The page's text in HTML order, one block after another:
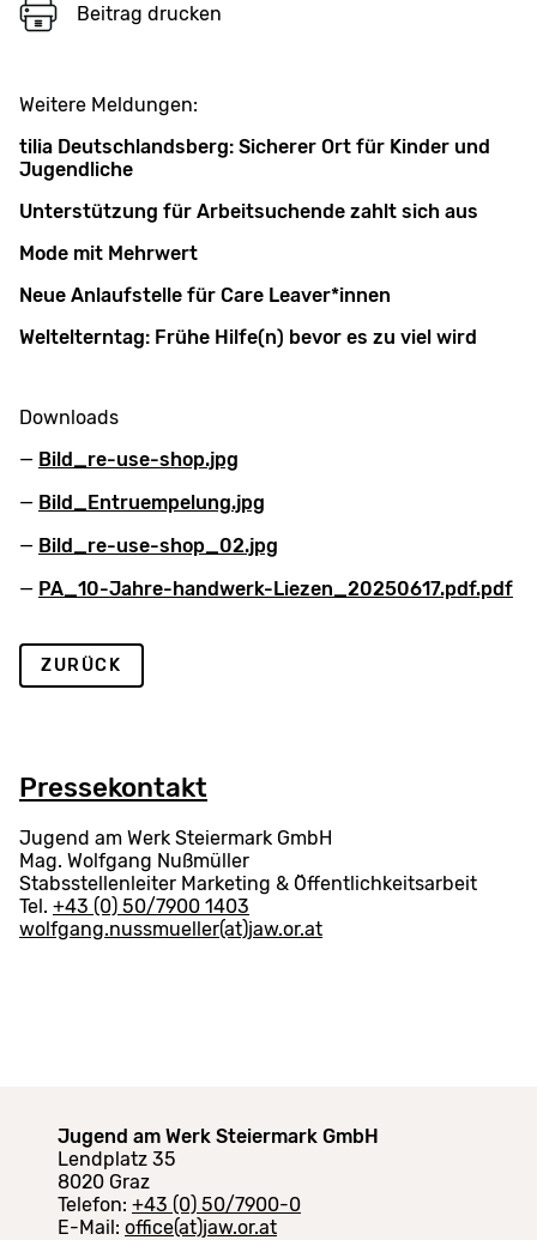
Beitrag drucken
Weitere Meldungen:
tilia Deutschlandsberg: Sicherer Ort für Kinder und
Jugendliche
Unterstützung für Arbeitsuchende zahlt sich aus
Mode mit Mehrwert
Neue Anlaufstelle für Care Leaver*innen
Weltelterntag: Frühe Hilfe(n) bevor es zu viel wird
Downloads
Bild_re-use-shop.jpg
Bild_Entruempelung.jpg
Bild_re-use-shop_02.jpg
PA_10-Jahre-handwerk-Liezen_20250617.pdf.pdf
ZURÜCK
Pressekontakt
Jugend am Werk Steiermark GmbH
Mag. Wolfgang Nußmüller
Stabsstellenleiter Marketing & Öffentlichkeitsarbeit
Tel. +43 (0) 50/7900 1403
wolfgang.nussmueller(at)jaw.or.at
Jugend am Werk Steiermark GmbH
Lendplatz 35
8020 Graz
Telefon: +43 (0) 50/7900-0
E-Mail: office(at)jaw.or.at